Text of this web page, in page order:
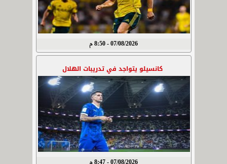
07/08/2026 - 8:50 م
كانسيلو يتواجد في تدريبات الهلال